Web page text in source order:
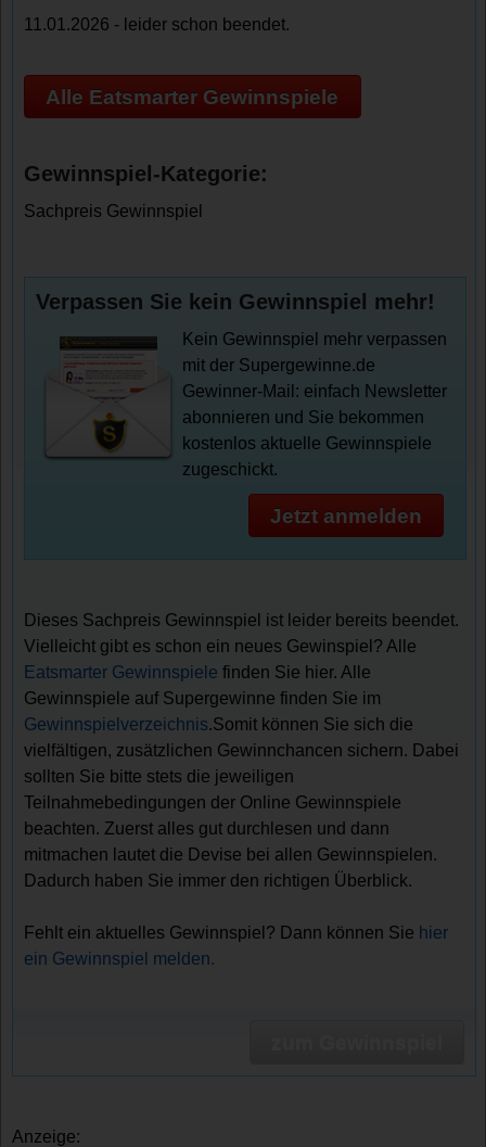
11.01.2026 - leider schon beendet.
Alle Eatsmarter Gewinnspiele
Gewinnspiel-Kategorie:
Sachpreis Gewinnspiel
Verpassen Sie kein Gewinnspiel mehr!
Kein Gewinnspiel mehr verpassen
mit der Supergewinne.de
Gewinner-Mail: einfach Newsletter
abonnieren und Sie bekommen
kostenlos aktuelle Gewinnspiele
zugeschickt.
Jetzt anmelden
Dieses Sachpreis Gewinnspiel ist leider bereits beendet.
Vielleicht gibt es schon ein neues Gewinspiel? Alle
Eatsmarter Gewinnspiele finden Sie hier. Alle
Gewinnspiele auf Supergewinne finden Sie im
Gewinnspielverzeichnis.Somit können Sie sich die
vielfältigen, zusätzlichen Gewinnchancen sichern. Dabei
sollten Sie bitte stets die jeweiligen
Teilnahmebedingungen der Online Gewinnspiele
beachten. Zuerst alles gut durchlesen und dann
mitmachen lautet die Devise bei allen Gewinnspielen.
Dadurch haben Sie immer den richtigen Überblick.
Fehlt ein aktuelles Gewinnspiel? Dann können Sie hier
ein Gewinnspiel melden.
Anzeige: